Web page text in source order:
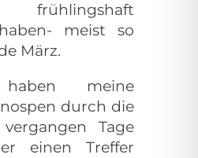
frühlingshaft
meist so
März.
haben meine
durch die
Tage
einen Treffer